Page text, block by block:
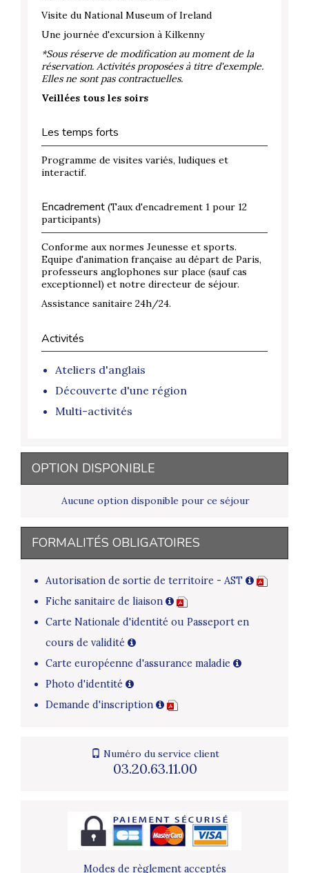
Visite du National Museum of Ireland
Une journée d'excursion à Kilkenny
*Sous réserve de modification au moment de la
réservation. Activités proposées à titre d'exemple.
Elles ne sont pas contractuelles.
Veillées tous les soirs
Les temps forts
Programme de visites variés, ludiques et
interactif.
Encadrement (Taux d'encadrement 1 pour 12
participants)
Conforme aux normes Jeunesse et sports.
Equipe d'animation française au départ de Paris,
professeurs anglophones sur place (sauf cas
exceptionnel) et notre directeur de séjour.
Assistance sanitaire 24h/24.
Activités
Ateliers d'anglais
Découverte d'une région
Multi-activités
OPTION DISPONIBLE
Aucune option disponible pour ce séjour
FORMALITÉS OBLIGATOIRES
Autorisation de sortie de territoire - AST
Fiche sanitaire de liaison
Carte Nationale d'identité ou Passeport en
cours de validité
Carte européenne d'assurance maladie
Photo d'identité
Demande d'inscription
Numéro du service client
03.20.63.11.00
Modes de règlement acceptés